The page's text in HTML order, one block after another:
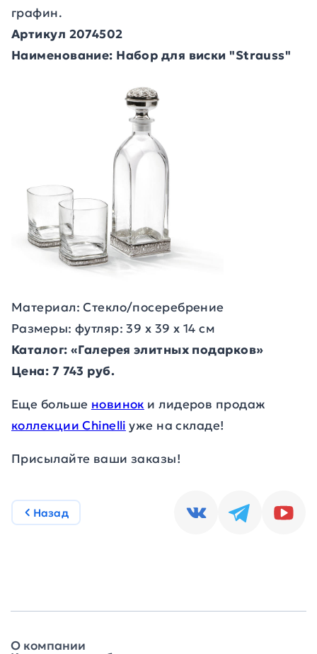
графин.
Артикул 2074502
Наименование: Набор для виски "Strauss"
Материал: Стекло/посеребрение
Размеры: футляр: 39 х 39 х 14 см
Каталог: «Галерея элитных подарков»
Цена: 7 743 руб.
Еще больше новинок и лидеров продаж
коллекции Chinelli уже на складе!
Присылайте ваши заказы!
Назад
О компании